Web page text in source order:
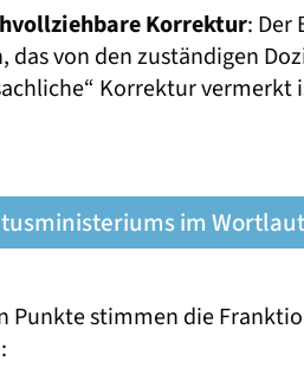
Korrektur: Der
von den zuständigen
Korrektur
im Wortlaut
Punkte stimmen die